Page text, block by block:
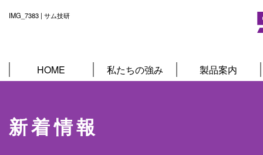
IMG_7383 | サム技研
HOME 私たちの強み 製品案内
新着情報